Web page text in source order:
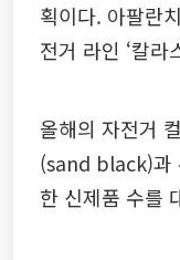
획이다. 아팔란
전거 라인 ‘칼라
올해의 자전거
(sand black)과
한 신제품 수를